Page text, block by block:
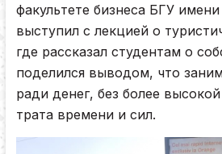
факультете бизнеса БГУ
выступил с лекцией о
где рассказал студентам о
поделился выводом, что
ради денег, без более
трата времени и сил.